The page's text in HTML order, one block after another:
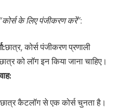
के लिए पंजीकरण करें”:
छात्र, कोर्स पंजीकरण प्रणाली
को लॉग इन किया जाना चाहिए।
छात्र कैटलॉग से एक कोर्स चुनता है।